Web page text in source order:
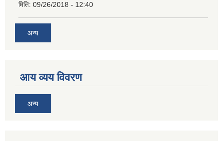
मिति: 09/26/2018 - 12:40
अन्य
आय व्यय विवरण
अन्य